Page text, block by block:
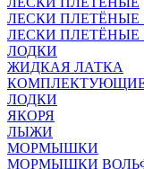
ЛЕСКИ ПЛЕТЁНЫЕ
ЛЕСКИ ПЛЕТЁНЫЕ
ЛОДКИ
ЖИДКАЯ ЛАТКА
КОМПЛЕКТУЮЩИЕ
ЛОДКИ
ЯКОРЯ
ЛЫЖИ
МОРМЫШКИ
МОРМЫШКИ